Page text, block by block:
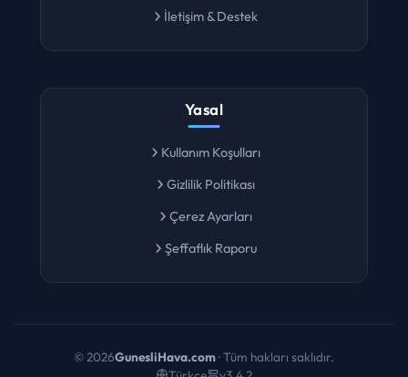
İletişim & Destek
Yasal
Kullanım Koşulları
Gizlilik Politikası
Çerez Ayarları
Şeffaflık Raporu
© 2026GunesliHava.com· Tüm hakları saklıdır.